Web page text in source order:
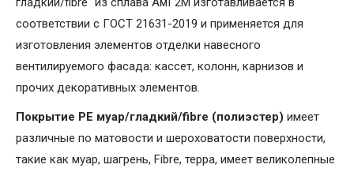
соответствии с ГОСТ 21631-2019 и применяется для
изготовления элементов отделки навесного
вентилируемого фасада: кассет, колонн, карнизов и
прочих декоративных элементов.
Покрытие PE муар/гладкий/fibre (полиэстер) имеет
различные по матовости и шероховатости поверхности,
такие как муар, шагрень, Fibrе, терра, имеет великолепные